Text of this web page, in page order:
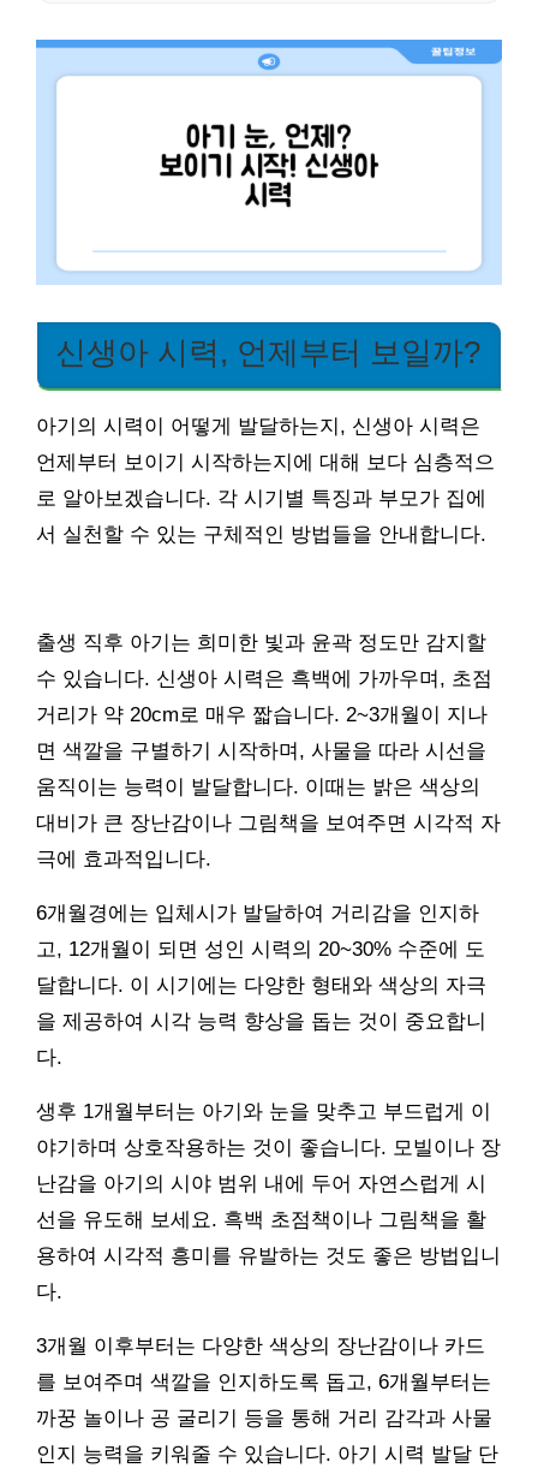
신생아 시력, 언제부터 보일까?
아기의 시력이 어떻게 발달하는지, 신생아 시력은
언제부터 보이기 시작하는지에 대해 보다 심층적으
로 알아보겠습니다. 각 시기별 특징과 부모가 집에
서 실천할 수 있는 구체적인 방법들을 안내합니다.
출생 직후 아기는 희미한 빛과 윤곽 정도만 감지할
수 있습니다. 신생아 시력은 흑백에 가까우며, 초점
거리가 약 20cm로 매우 짧습니다. 2~3개월이 지나
면 색깔을 구별하기 시작하며, 사물을 따라 시선을
움직이는 능력이 발달합니다. 이때는 밝은 색상의
대비가 큰 장난감이나 그림책을 보여주면 시각적 자
극에 효과적입니다.
6개월경에는 입체시가 발달하여 거리감을 인지하
고, 12개월이 되면 성인 시력의 20~30% 수준에 도
달합니다. 이 시기에는 다양한 형태와 색상의 자극
을 제공하여 시각 능력 향상을 돕는 것이 중요합니
다.
생후 1개월부터는 아기와 눈을 맞추고 부드럽게 이
야기하며 상호작용하는 것이 좋습니다. 모빌이나 장
난감을 아기의 시야 범위 내에 두어 자연스럽게 시
선을 유도해 보세요. 흑백 초점책이나 그림책을 활
용하여 시각적 흥미를 유발하는 것도 좋은 방법입니
다.
3개월 이후부터는 다양한 색상의 장난감이나 카드
를 보여주며 색깔을 인지하도록 돕고, 6개월부터는
까꿍 놀이나 공 굴리기 등을 통해 거리 감각과 사물
인지 능력을 키워줄 수 있습니다. 아기 시력 발달 단